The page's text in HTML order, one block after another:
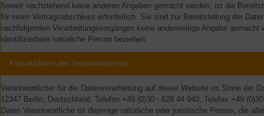
Soweit nachstehend keine anderen Angaben gemacht werden, ist die
für einen Vertragsabschluss erforderlich. Sie sind zur Bereitstellung der
nachfolgenden Verarbeitungsvorgängen keine anderweitige Angabe
identifizierbare natürliche Person beziehen.
Kontaktdaten des Verantwortlichen
Verantwortlicher für die Datenverarbeitung auf dieser Website im Sinne der
12347 Berlin, Deutschland, Telefon +49 (0)30 - 628 44 940, Telefax +49
Daten Verantwortliche ist diejenige natürliche oder juristische Person, die